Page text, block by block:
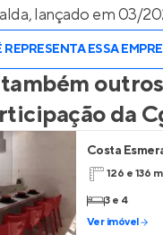
, lançado em 03/
ESSA
da
Costa
126 e 136
3 e 4
Ver imóvel